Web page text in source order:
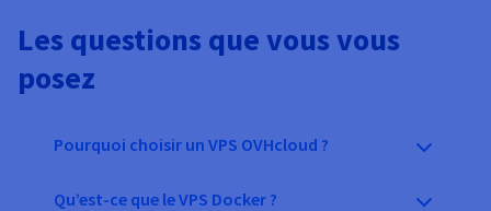
Les questions que vous vous
posez
Pourquoi choisir un VPS OVHcloud ?
Qu’est-ce que le VPS Docker ?